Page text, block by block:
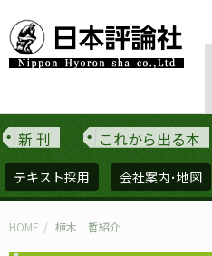
新 刊 これから出る本
テキスト採用 会社案内･地図
HOME 植木 哲紹介